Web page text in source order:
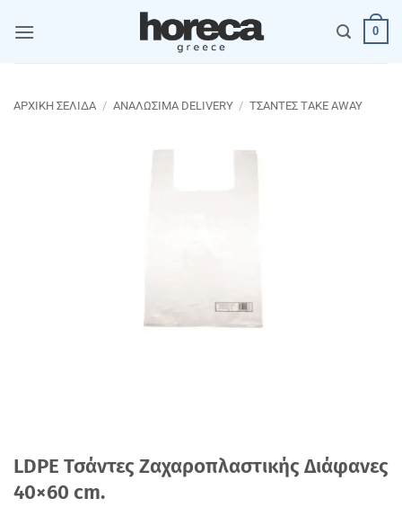
στο
0
ΑΡΧΙΚΉ ΣΕΛΊΔΑ / ΑΝΑΛΩΣΙΜΑ DELIVERY / ΤΣΑΝΤΕΣ TAKE AWAY
LDPE Τσάντες Ζαχαροπλαστικής Διάφανες
40×60 cm.